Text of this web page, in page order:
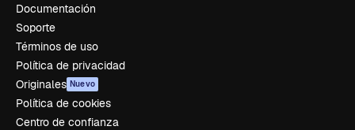
Documentación
Soporte
Términos de uso
Política de privacidad
Originales Nuevo
Política de cookies
Centro de confianza